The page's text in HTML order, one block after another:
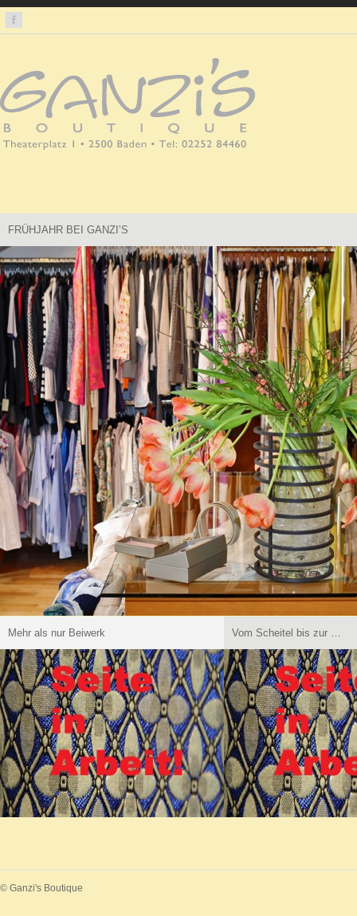
FRÜHJAHR BEI GANZI’S
Mehr als nur Beiwerk Vom Scheitel bis zur …
© Ganzi's Boutique